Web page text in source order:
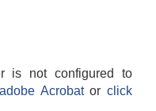
is not configured to
Acrobatorclick